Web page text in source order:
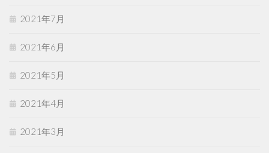
2021年7月
2021年6月
2021年5月
2021年4月
2021年3月